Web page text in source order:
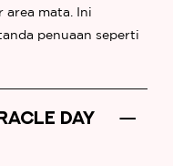
area mata. Ini
penuaan seperti
DAY